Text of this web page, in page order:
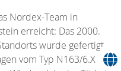
Nordex-Team in
erreicht: Das 2000.
wurde gefertigt.
vom Typ N163/6.X